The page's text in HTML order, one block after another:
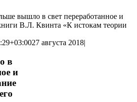
вышло в свет переработанное и
В.Л. Квинта «К истокам теории
27 августа 2018|
в
и